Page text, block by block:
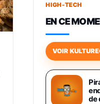
HIGH-TECH
EN CE
VOIR
de